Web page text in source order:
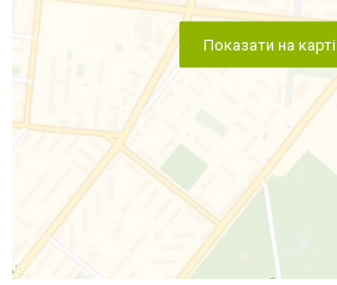
Показати на карті